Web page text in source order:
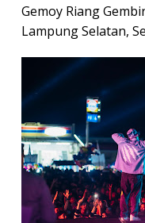
Gemoy Riang
Lampung Selatan,